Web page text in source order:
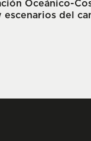
Oceánico-
escenarios del